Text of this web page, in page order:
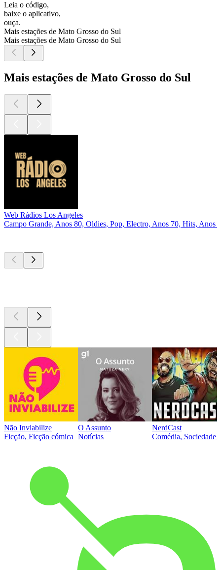
Leia o código,
baixe o aplicativo,
ouça.
Mais estações de Mato Grosso do Sul
Mais estações de Mato Grosso do Sul
Mais estações de Mato Grosso do Sul
Web Rádios Los Angeles
Campo Grande, Anos 80, Oldies, Pop, Electro, Anos 70, Hits, Anos
Não Inviabilize
Ficção, Ficção cómica
O Assunto
Notícias
NerdCast
Comédia, Sociedade